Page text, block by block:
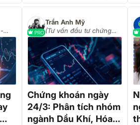
PRO
Trần Anh Mỹ
(Tư vấn đầu tư chứng
khoán (035 44 000 28))
Chứng khoán ngày
24/3: Phân tích nhóm
ngành Dầu Khí, Hóa